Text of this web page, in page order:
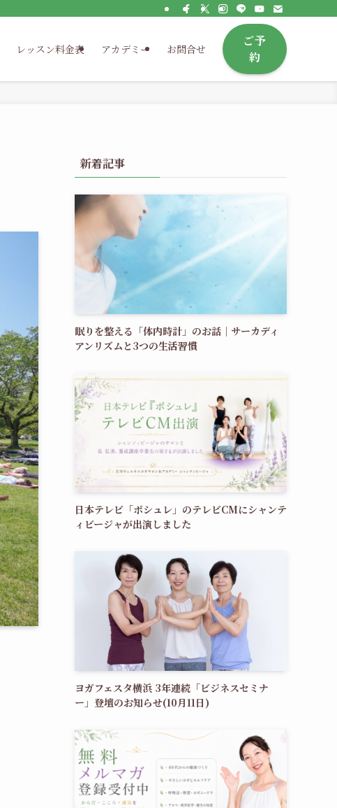
レッスン料金表 アカデミー お問合せ
ご予
約
新着記事
眠りを整える「体内時計」のお話｜サーカディ
アンリズムと3つの生活習慣
日本テレビ「ポシュレ」のテレビCMにシャンテ
ィビージャが出演しました
ヨガフェスタ横浜 3年連続「ビジネスセミナ
ー」登壇のお知らせ(10月11日)